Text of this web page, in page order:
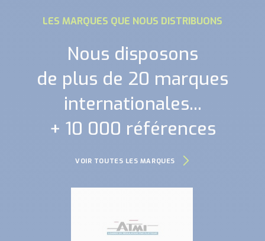
LES MARQUES QUE NOUS DISTRIBUONS
Nous disposons
de plus de 20 marques
internationales...
+ 10 000 références
VOIR TOUTES LES MARQUES